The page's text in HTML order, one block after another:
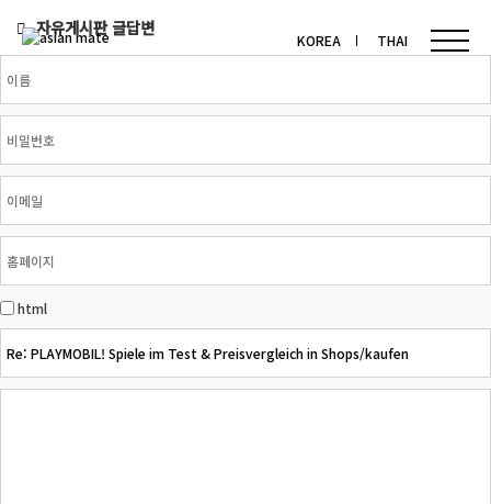
KOREA THAI
자유게시판 글답변
html